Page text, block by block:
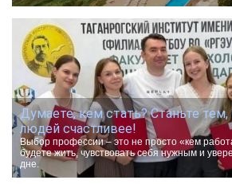
Думаете, кем стать? Станьте тем,
людей счастливее!
Выбор профессии – это не просто «кем
будете жить, чувствовать себя нужным и
дне.